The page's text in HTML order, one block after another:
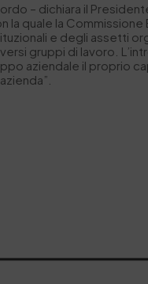
– dichiara il
la quale la
e degli assetti
gruppi di lavoro.
aziendale il proprio